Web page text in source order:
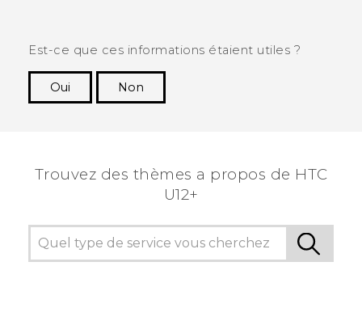
Est-ce que ces informations étaient utiles ?
Oui
Non
Trouvez des thèmes a propos de HTC
U12+